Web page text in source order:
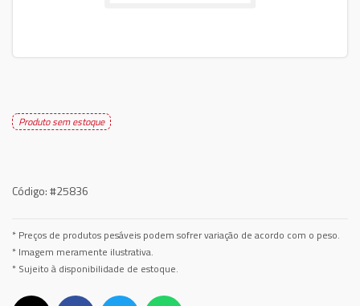
Produto sem estoque
Código:#25836
* Preços de produtos pesáveis podem sofrer variação de acordo com o peso.
* Imagem meramente ilustrativa.
* Sujeito à disponibilidade de estoque.